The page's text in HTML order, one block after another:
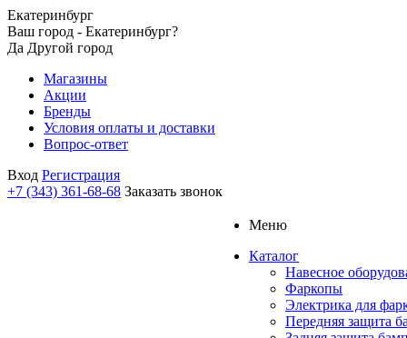
Екатеринбург
Ваш город - Екатеринбург?
Да Другой город
Магазины
Акции
Бренды
Условия оплаты и доставки
Вопрос-ответ
Вход Регистрация
+7 (343) 361-68-68 Заказать звонок
Меню
Каталог
Навесное
Фаркопы
Электрика для
Передняя защита